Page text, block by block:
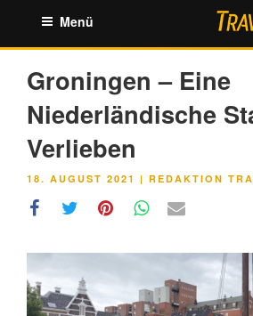
springen
Menü
Groningen – Eine
Niederländische
Verlieben
VERÖFFENTLICHT
18. AUGUST 2021 | REDAKTION